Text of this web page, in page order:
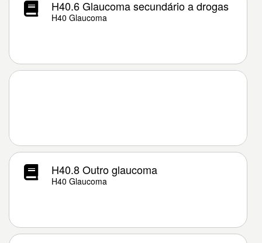
H40.6 Glaucoma secundário a drogas
H40 Glaucoma
H40.8 Outro glaucoma
H40 Glaucoma